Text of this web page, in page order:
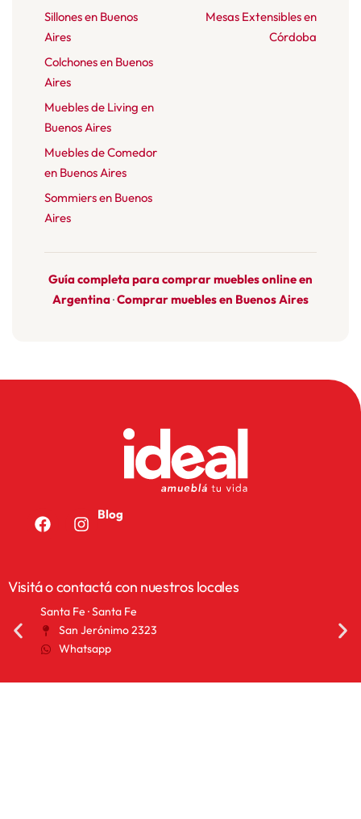
Sillones en Buenos
Aires
Colchones en Buenos
Aires
Muebles de Living en
Buenos Aires
Muebles de Comedor
en Buenos Aires
Sommiers en Buenos
Aires
Mesas Extensibles en
Córdoba
Guía completa para comprar muebles online en
Argentina·Comprar muebles en Buenos Aires
Blog
Visitá o contactá con nuestros locales
San Francisco · Córdoba
25 de Mayo 1155
Whatsapp